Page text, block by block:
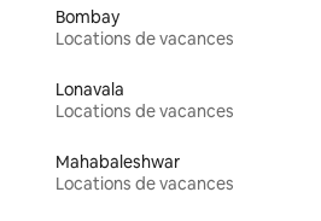
Bombay
Locations de vacances
Lonavala
Locations de vacances
Mahabaleshwar
Locations de vacances